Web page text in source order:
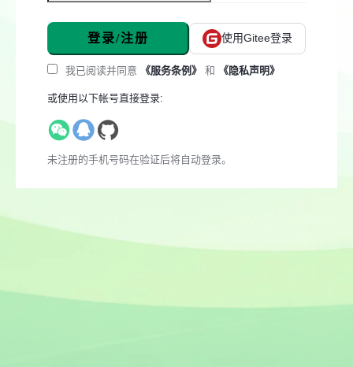
登录/注册 使用Gitee登录
我已阅读并同意 《服务条例》 和 《隐私声明》
或使用以下帐号直接登录:
未注册的手机号码在验证后将自动登录。